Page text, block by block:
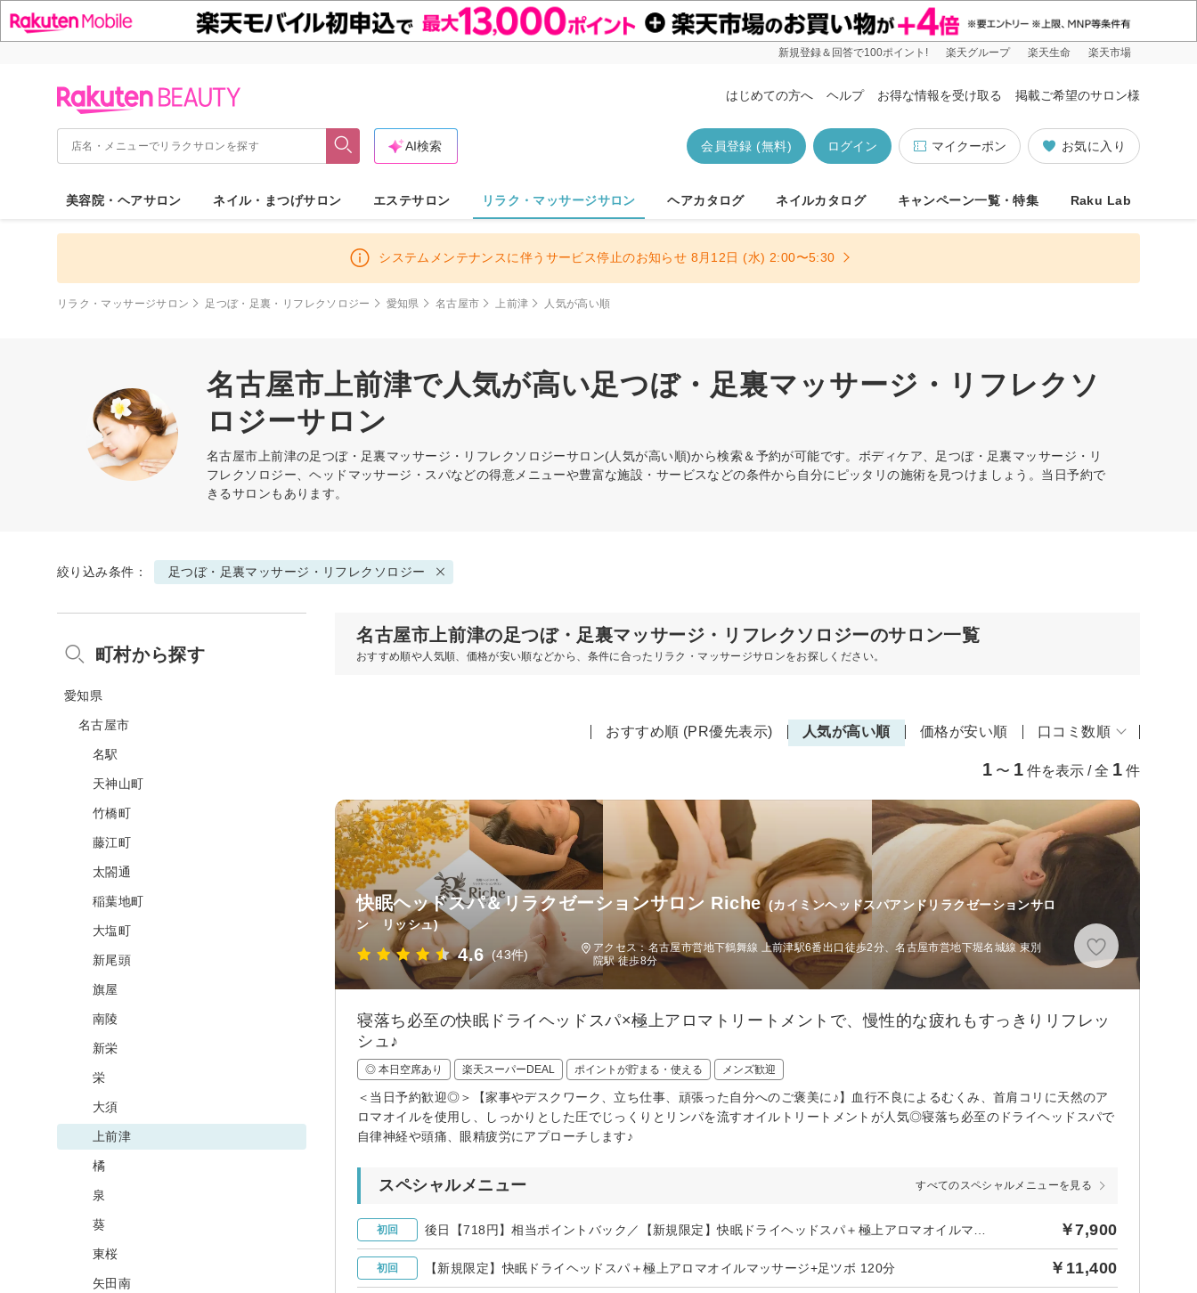
新規登録＆回答で100ポイント! 楽天グループ 楽天生命 楽天市場
はじめての方へ ヘルプ お得な情報を受け取る 掲載ご希望のサロン様
お気に入り
マイクーポン
ログイン
会員登録 (無料)
AI検索
美容院・ヘアサロン ネイル・まつげサロン エステサロン リラク・マッサージサロン ヘアカタログ ネイルカタログ キャンペーン一覧・特集 Raku Lab
システムメンテナンスに伴うサービス停止のお知らせ 8月12日 (水) 2:00〜5:30
リラク・マッサージサロン 足つぼ・足裏・リフレクソロジー 愛知県 名古屋市 上前津 人気が高い順
名古屋市上前津で人気が高い足つぼ・足裏マッサージ・リフレクソ
ロジーサロン
名古屋市上前津の足つぼ・足裏マッサージ・リフレクソロジーサロン(人気が高い順)から検索＆予約が可能です。ボディケア、足つぼ・足裏マッサージ・リ
フレクソロジー、ヘッドマッサージ・スパなどの得意メニューや豊富な施設・サービスなどの条件から自分にピッタリの施術を見つけましょう。当日予約で
きるサロンもあります。
絞り込み条件： 足つぼ・足裏マッサージ・リフレクソロジー
名古屋市上前津の足つぼ・足裏マッサージ・リフレクソロジーのサロン一覧
おすすめ順や人気順、価格が安い順などから、条件に合ったリラク・マッサージサロンをお探しください。
おすすめ順 (PR優先表示) 人気が高い順 価格が安い順 口コミ数順
1 〜 1 件を表示 / 全 1 件
快眠ヘッドスパ＆リラクゼーションサロン Riche (カイミンヘッドスパアンドリラクゼーションサロ
ン リッシュ)
4.6 (43件)
アクセス：名古屋市営地下鶴舞線 上前津駅6番出口徒歩2分、名古屋市営地下堀名城線 東別
院駅 徒歩8分
寝落ち必至の快眠ドライヘッドスパ×極上アロマトリートメントで、慢性的な疲れもすっきりリフレッ
シュ♪
◎ 本日空席あり 楽天スーパーDEAL ポイントが貯まる・使える メンズ歓迎
＜当日予約歓迎◎＞【家事やデスクワーク、立ち仕事、頑張った自分へのご褒美に♪】血行不良によるむくみ、首肩コリに天然のア
ロマオイルを使用し、しっかりとした圧でじっくりとリンパを流すオイルトリートメントが人気◎寝落ち必至のドライヘッドスパで
自律神経や頭痛、眼精疲労にアプローチします♪
スペシャルメニュー すべてのスペシャルメニューを見る
初回 ￥7,900
初回 【新規限定】快眠ドライヘッドスパ＋極上アロマオイルマッサージ+足ツボ 120分 ￥11,400
町村から探す
愛知県
名古屋市
名駅
天神山町
竹橋町
藤江町
太閤通
稲葉地町
大塩町
新尾頭
旗屋
南陵
新栄
栄
大須
上前津
橘
泉
葵
東桜
矢田南